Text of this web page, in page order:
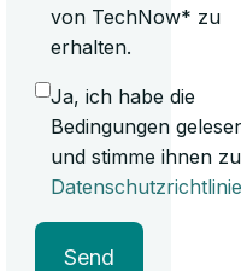
von TechNow* zu
erhalten.
Ja, ich habe die
Bedingungen
und stimme ihnen
Datenschutzrichtlinie
Send